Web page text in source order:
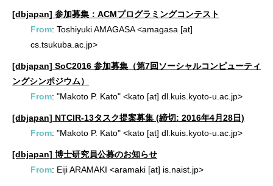
[dbjapan] 参加募集：ACMプログラミングコンテスト
From: Toshiyuki AMAGASA <amagasa [at]
cs.tsukuba.ac.jp>
[dbjapan] SoC2016 参加募集（第7回ソーシャルコンピューティ
ングシンポジウム）
From: "Makoto P. Kato" <kato [at] dl.kuis.kyoto-u.ac.jp>
[dbjapan] NTCIR-13タスク提案募集 (締切: 2016年4月28日)
From: "Makoto P. Kato" <kato [at] dl.kuis.kyoto-u.ac.jp>
[dbjapan] 博士研究員公募のお知らせ
From: Eiji ARAMAKI <aramaki [at] is.naist.jp>